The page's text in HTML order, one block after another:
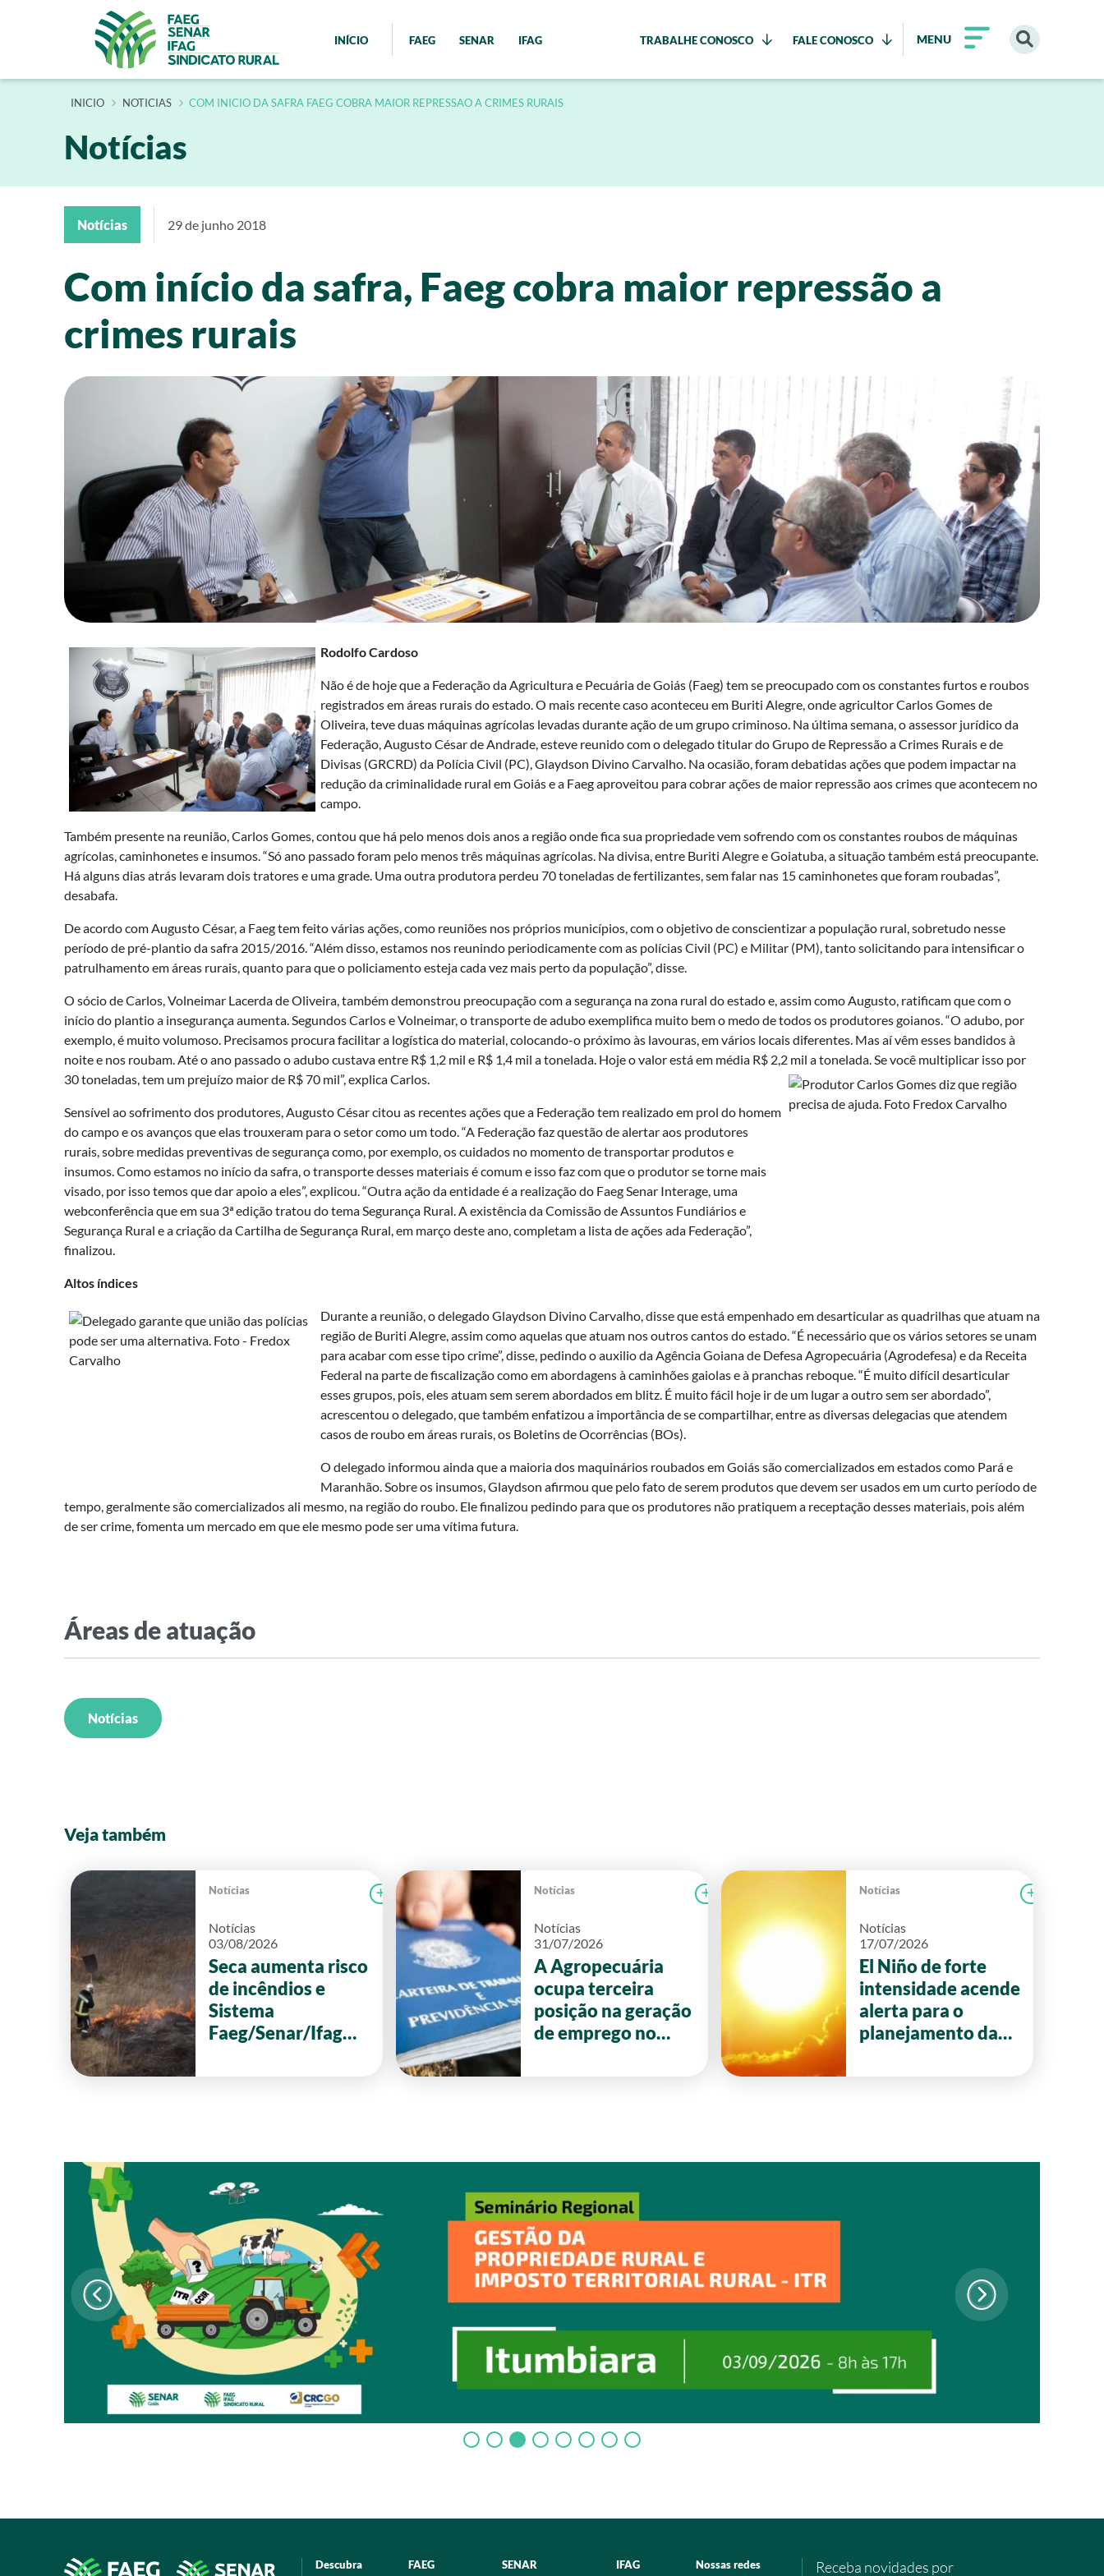
INÍCIO FAEG SENAR IFAG TRABALHE CONOSCO FALE CONOSCO MENU
INÍCIO NOTICIAS COM INICIO DA SAFRA FAEG COBRA MAIOR REPRESSAO A CRIMES RURAIS
Notícias
Notícias 29 de junho 2018
Com início da safra, Faeg cobra maior repressão a
crimes rurais
Rodolfo Cardoso
Não é de hoje que a Federação da Agricultura e Pecuária de Goiás (Faeg) tem se preocupado com os constantes furtos e roubos
registrados em áreas rurais do estado. O mais recente caso aconteceu em Buriti Alegre, onde agricultor Carlos Gomes de
Oliveira, teve duas máquinas agrícolas levadas durante ação de um grupo criminoso. Na última semana, o assessor jurídico da
Federação, Augusto César de Andrade, esteve reunido com o delegado titular do Grupo de Repressão a Crimes Rurais e de
Divisas (GRCRD) da Polícia Civil (PC), Glaydson Divino Carvalho. Na ocasião, foram debatidas ações que podem impactar na
redução da criminalidade rural em Goiás e a Faeg aproveitou para cobrar ações de maior repressão aos crimes que acontecem no
campo.
Também presente na reunião, Carlos Gomes, contou que há pelo menos dois anos a região onde fica sua propriedade vem sofrendo com os constantes roubos de máquinas
agrícolas, caminhonetes e insumos. “Só ano passado foram pelo menos três máquinas agrícolas. Na divisa, entre Buriti Alegre e Goiatuba, a situação também está preocupante.
Há alguns dias atrás levaram dois tratores e uma grade. Uma outra produtora perdeu 70 toneladas de fertilizantes, sem falar nas 15 caminhonetes que foram roubadas”,
desabafa.
De acordo com Augusto César, a Faeg tem feito várias ações, como reuniões nos próprios municípios, com o objetivo de conscientizar a população rural, sobretudo nesse
período de pré-plantio da safra 2015/2016. “Além disso, estamos nos reunindo periodicamente com as polícias Civil (PC) e Militar (PM), tanto solicitando para intensificar o
patrulhamento em áreas rurais, quanto para que o policiamento esteja cada vez mais perto da população”, disse.
O sócio de Carlos, Volneimar Lacerda de Oliveira, também demonstrou preocupação com a segurança na zona rural do estado e, assim como Augusto, ratificam que com o
início do plantio a insegurança aumenta. Segundos Carlos e Volneimar, o transporte de adubo exemplifica muito bem o medo de todos os produtores goianos. “O adubo, por
exemplo, é muito volumoso. Precisamos procura facilitar a logística do material, colocando-o próximo às lavouras, em vários locais diferentes. Mas aí vêm esses bandidos à
noite e nos roubam. Até o ano passado o adubo custava entre R$ 1,2 mil e R$ 1,4 mil a tonelada. Hoje o valor está em média R$ 2,2 mil a tonelada. Se você multiplicar isso por
30 toneladas, tem um prejuízo maior de R$ 70 mil”, explica Carlos.
Sensível ao sofrimento dos produtores, Augusto César citou as recentes ações que a Federação tem realizado em prol do homem
do campo e os avanços que elas trouxeram para o setor como um todo. “A Federação faz questão de alertar aos produtores
rurais, sobre medidas preventivas de segurança como, por exemplo, os cuidados no momento de transportar produtos e
insumos. Como estamos no início da safra, o transporte desses materiais é comum e isso faz com que o produtor se torne mais
visado, por isso temos que dar apoio a eles”, explicou. “Outra ação da entidade é a realização do Faeg Senar Interage, uma
webconferência que em sua 3ª edição tratou do tema Segurança Rural. A existência da Comissão de Assuntos Fundiários e
Segurança Rural e a criação da Cartilha de Segurança Rural, em março deste ano, completam a lista de ações ada Federação”,
finalizou.
Altos índices
Durante a reunião, o delegado Glaydson Divino Carvalho, disse que está empenhado em desarticular as quadrilhas que atuam na
região de Buriti Alegre, assim como aquelas que atuam nos outros cantos do estado. “É necessário que os vários setores se unam
para acabar com esse tipo crime”, disse, pedindo o auxilio da Agência Goiana de Defesa Agropecuária (Agrodefesa) e da Receita
Federal na parte de fiscalização como em abordagens à caminhões gaiolas e à pranchas reboque. “É muito difícil desarticular
esses grupos, pois, eles atuam sem serem abordados em blitz. É muito fácil hoje ir de um lugar a outro sem ser abordado”,
acrescentou o delegado, que também enfatizou a importância de se compartilhar, entre as diversas delegacias que atendem
casos de roubo em áreas rurais, os Boletins de Ocorrências (BOs).
O delegado informou ainda que a maioria dos maquinários roubados em Goiás são comercializados em estados como Pará e
Maranhão. Sobre os insumos, Glaydson afirmou que pelo fato de serem produtos que devem ser usados em um curto período de
tempo, geralmente são comercializados ali mesmo, na região do roubo. Ele finalizou pedindo para que os produtores não pratiquem a receptação desses materiais, pois além
de ser crime, fomenta um mercado em que ele mesmo pode ser uma vítima futura.
Áreas de atuação
Notícias
Veja também
Notícias
Notícias
03/08/2026
Seca aumenta risco
de incêndios e
Sistema
Faeg/Senar/Ifag
Ler notícia CAMPOLAB Notícias
Notícias
31/07/2026
A Agropecuária
ocupa terceira
posição na geração
de emprego no
Notícias
Notícias
17/07/2026
El Niño de forte
intensidade acende
alerta para o
planejamento da
Descubra FAEG SENAR IFAG Nossas redes Receba novidades por